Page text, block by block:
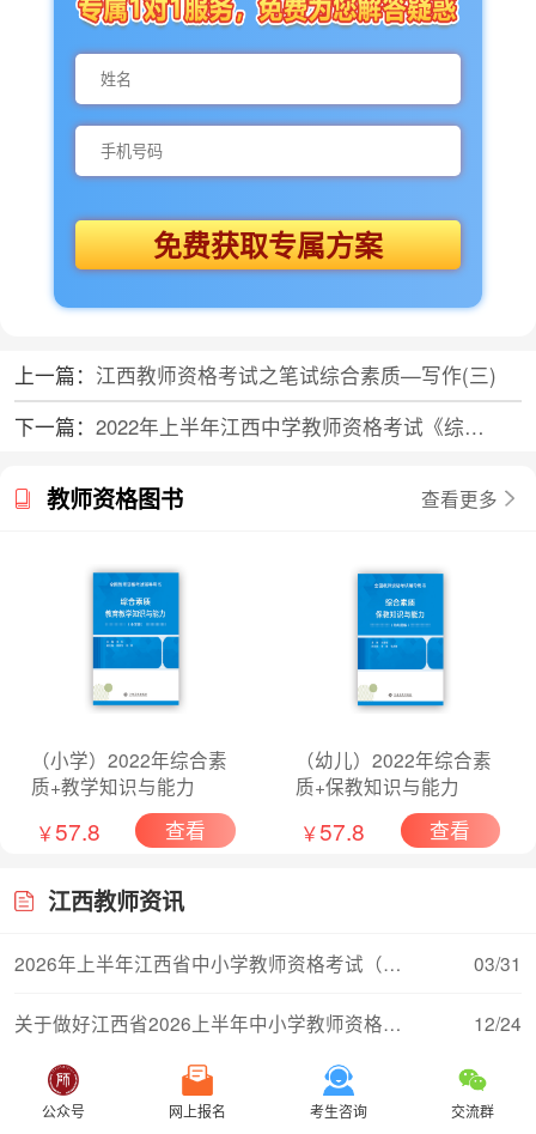
免费获取专属方案
上一篇： 江西教师资格考试之笔试综合素质—写作(三)
下一篇：
2022年上半年江西中学教师资格考试《综合素质》真题及答案解析
教师资格图书 查看更多
（小学）2022年综合素
质+教学知识与能力
￥57.8 查看
（幼儿）2022年综合素
质+保教知识与能力
￥57.8 查看
江西教师资讯
2026年上半年江西省中小学教师资格考试（面试） 03/31
关于做好江西省2026上半年中小学教师资格考试（ 12/24
11/06
公众号 网上报名 考生咨询 交流群